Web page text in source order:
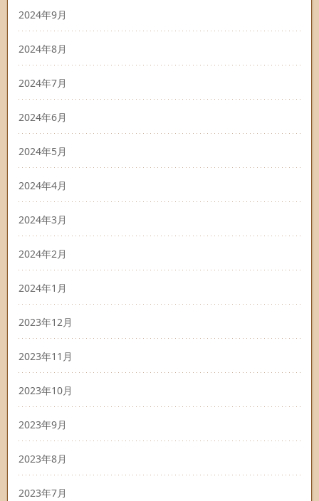
2024年9月
2024年8月
2024年7月
2024年6月
2024年5月
2024年4月
2024年3月
2024年2月
2024年1月
2023年12月
2023年11月
2023年10月
2023年9月
2023年8月
2023年7月